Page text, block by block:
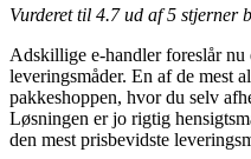
Vurderet til 4.7ud af 5 stjerner
Adskillige e-handler foreslår
leveringsmåder. En af de mest
pakkeshoppen, hvor du selv
Løsningen er jo rigtig
den mest prisbevidste